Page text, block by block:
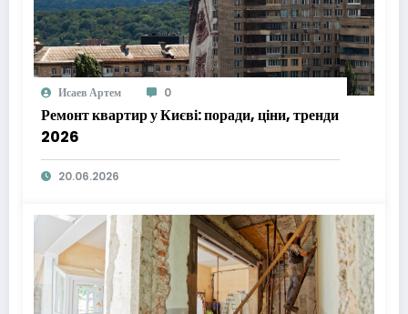
Исаев Артем 0
Ремонт квартир у Києві: поради, ціни, тренди
2026
20.06.2026